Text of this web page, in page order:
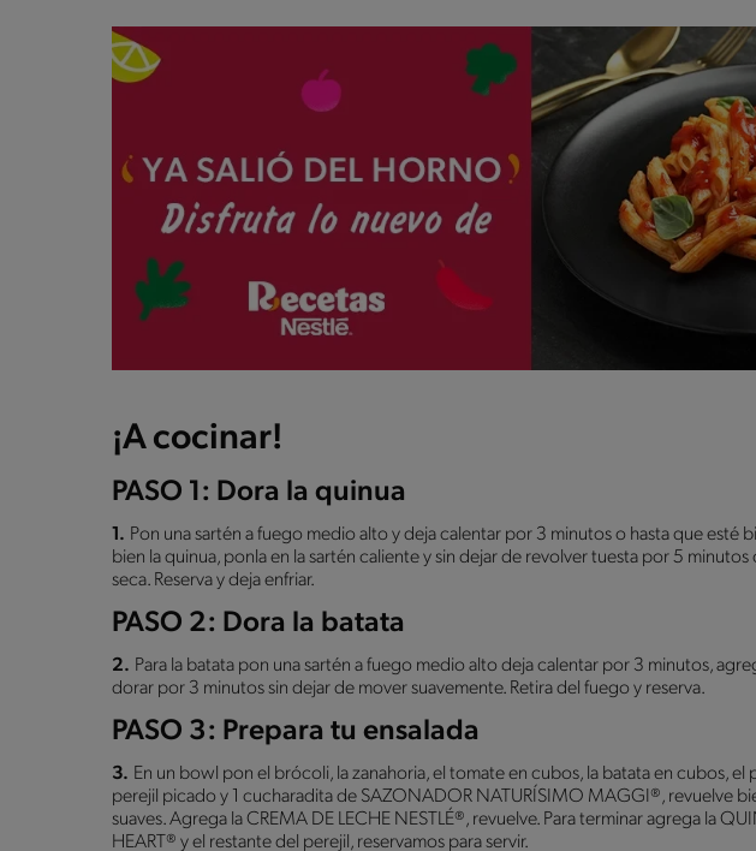
¡A cocinar!
PASO 1: Dora la quinua
1. Pon una sartén a fuego medio alto y deja calentar por 3 minutos o hasta que esté
bien la quinua, ponla en la sartén caliente y sin dejar de revolver tuesta por 5 minutos
seca. Reserva y deja enfriar.
PASO 2: Dora la batata
2. Para la batata pon una sartén a fuego medio alto deja calentar por 3 minutos,
dorar por 3 minutos sin dejar de mover suavemente. Retira del fuego y reserva.
PASO 3: Prepara tu ensalada
3. En un bowl pon el brócoli, la zanahoria, el tomate en cubos, la batata en cubos, el
perejil picado y 1 cucharadita de SAZONADOR NATURÍSIMO MAGGI®, revuelve
suaves. Agrega la CREMA DE LECHE NESTLÉ®, revuelve. Para terminar agrega la
HEART® y el restante del perejil, reservamos para servir.